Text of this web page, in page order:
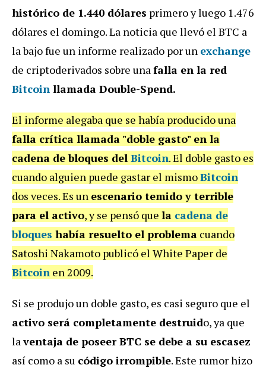
histórico de 1.440 dólares primero y luego 1.476
dólares el domingo. La noticia que llevó el BTC a
la bajo fue un informe realizado por un exchange
de criptoderivados sobre unafalla en la red
Bitcoin llamada Double-Spend.
El informe alegaba que se había producido una
falla crítica llamada "doble gasto" en la
cadena de bloques del Bitcoin. El doble gasto es
cuando alguien puede gastar el mismoBitcoin
dos veces. Es un escenario temido y terrible
para el activo, y se pensó que la cadena de
bloques había resuelto el problema cuando
Satoshi Nakamoto publicó el White Paper de
Bitcoin en 2009.
Si se produjo un doble gasto, es casi seguro que el
activo será completamente destruido, ya que
laventaja de poseer BTC se debe a su escasez
así como a su código irrompible. Este rumor hizo